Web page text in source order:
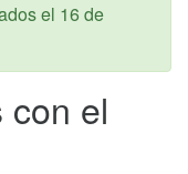
el 16 de
con el